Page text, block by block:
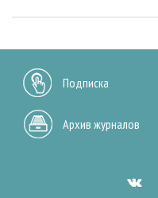
Подписка
Архив журналов